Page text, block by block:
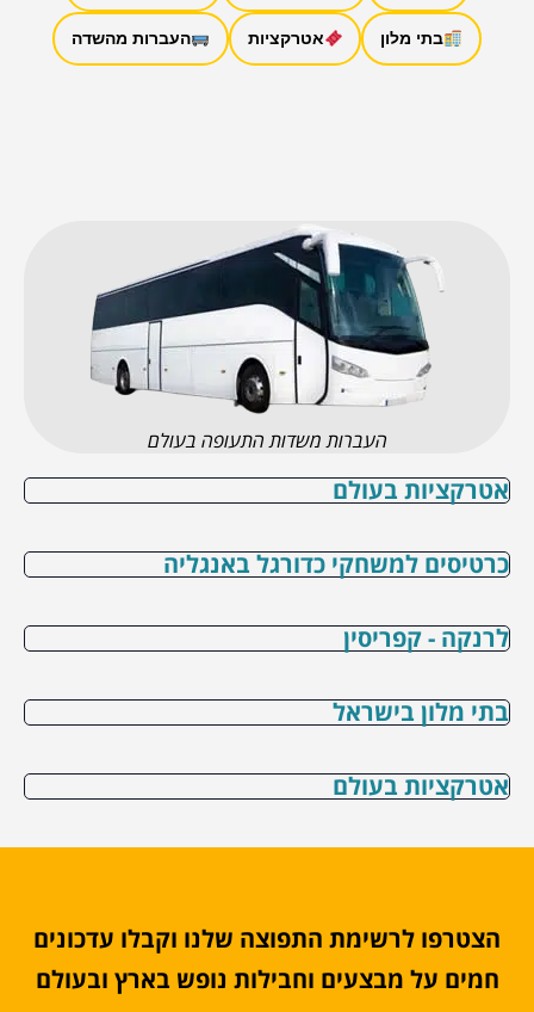
בתי מלון אטרקציות העברות מהשדה
העברות משדות התעופה בעולם
אטרקציות בעולם
כרטיסים למשחקי כדורגל באנגליה
לרנקה - קפריסין
בתי מלון בישראל
אטרקציות בעולם
הצטרפו לרשימת התפוצה שלנו וקבלו עדכונים
חמים על מבצעים וחבילות נופש בארץ ובעולם